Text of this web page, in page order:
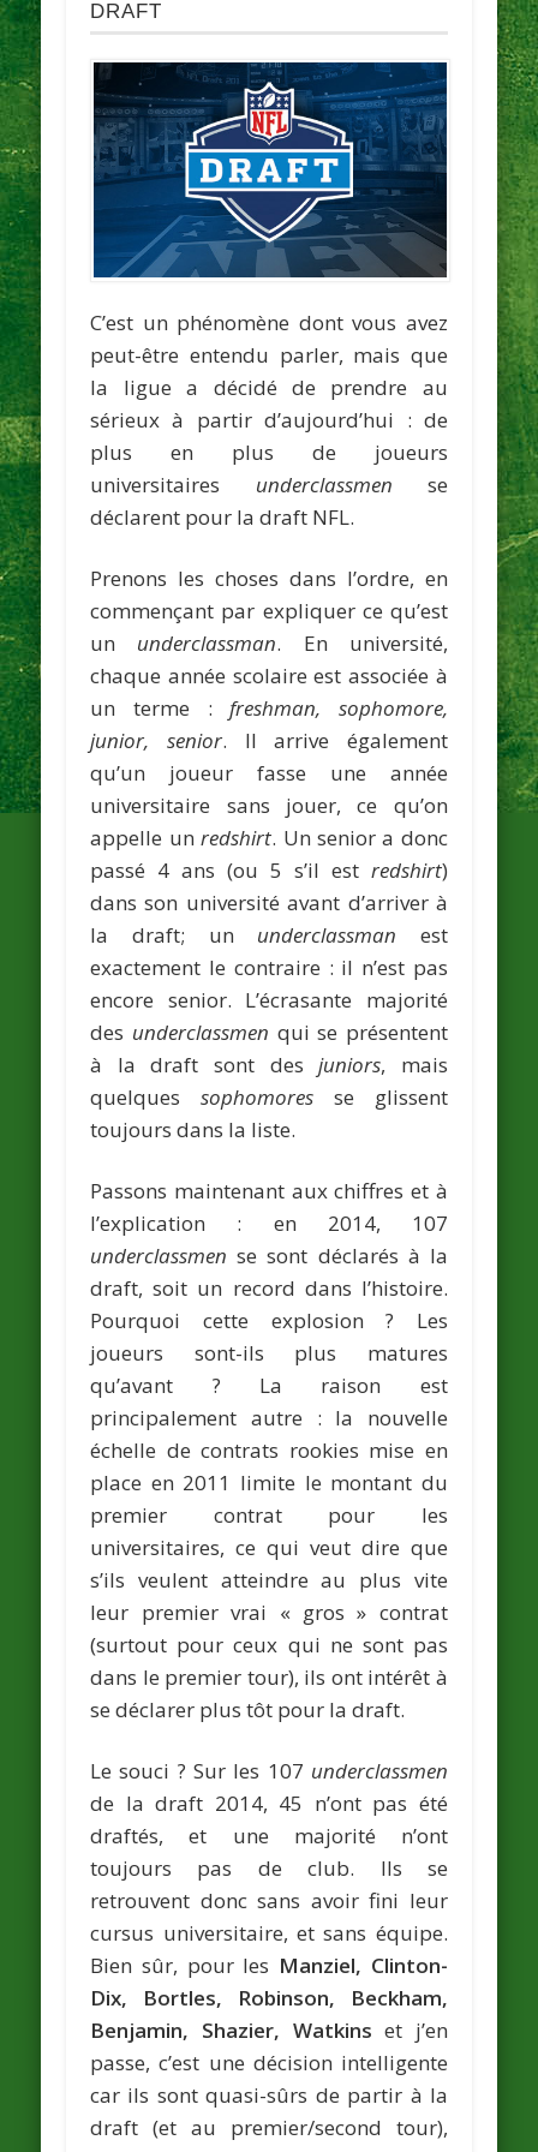
draft
C’est un phénomène dont vous avez
peut-être entendu parler, mais que
la ligue a décidé de prendre au
sérieux à partir d’aujourd’hui : de
plus en plus de joueurs
universitaires underclassmen se
déclarent pour la draft NFL.
Prenons les choses dans l’ordre, en
commençant par expliquer ce qu’est
un underclassman. En université,
chaque année scolaire est associée à
un terme :freshman, sophomore,
junior, senior. Il arrive également
qu’un joueur fasse une année
universitaire sans jouer, ce qu’on
appelle unredshirt. Un senior a donc
passé 4 ans (ou 5 s’il est redshirt)
dans son université avant d’arriver à
la draft; un underclassman est
exactement le contraire : il n’est pas
encore senior. L’écrasante majorité
des underclassmen qui se présentent
à la draft sont desjuniors, mais
quelquessophomores se glissent
toujours dans la liste.
Passons maintenant aux chiffres et à
l’explication : en 2014, 107
underclassmen se sont déclarés à la
draft, soit un record dans l’histoire.
Pourquoi cette explosion ? Les
joueurs sont-ils plus matures
qu’avant ? La raison est
principalement autre : la nouvelle
échelle de contrats rookies mise en
place en 2011 limite le montant du
premier contrat pour les
universitaires, ce qui veut dire que
s’ils veulent atteindre au plus vite
leur premier vrai « gros » contrat
(surtout pour ceux qui ne sont pas
dans le premier tour), ils ont intérêt à
se déclarer plus tôt pour la draft.
Le souci ? Sur les 107 underclassmen
de la draft 2014, 45 n’ont pas été
draftés, et une majorité n’ont
toujours pas de club. Ils se
retrouvent donc sans avoir fini leur
cursus universitaire, et sans équipe.
Bien sûr, pour les Manziel, Clinton-
Dix, Bortles, Robinson, Beckham,
Benjamin, Shazier, Watkins et j’en
passe, c’est une décision intelligente
car ils sont quasi-sûrs de partir à la
draft (et au premier/second tour),